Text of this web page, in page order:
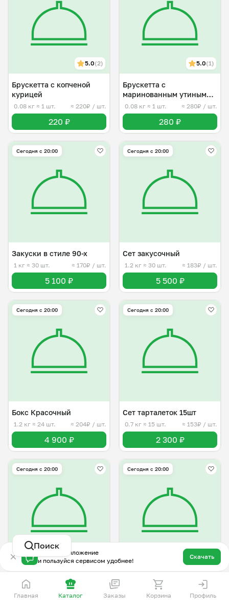
Поиск
5.0(2)
Брускетта с копченой
курицей
0.08 кг ≈ 1 шт. ≈ 220₽ / шт.
220 ₽
5.0(1)
Брускетта с
маринованным утиным
ростбифом
0.08 кг ≈ 1 шт. ≈ 280₽ / шт.
280 ₽
Сегодня с 20:00
Закуски в стиле 90-х
1 кг ≈ 30 шт. ≈ 170₽ / шт.
5 100 ₽
Сегодня с 20:00
Сет закусочный
1.2 кг ≈ 30 шт. ≈ 183₽ / шт.
5 500 ₽
Сегодня с 20:00
Бокс Красочный
1.2 кг ≈ 24 шт. ≈ 204₽ / шт.
4 900 ₽
Сегодня с 20:00
Сет тарталеток 15шт
0.7 кг ≈ 15 шт. ≈ 153₽ / шт.
2 300 ₽
Сегодня с 20:00
Бокс разнообразие 28шт
1.3 кг ≈ 207₽ / шт.
5 800 ₽
Сегодня с 20:00
Гриль бокс на компанию
≈ 10 порц. ≈ 880₽ / порц.
8 800 ₽
Скачай приложение
и пользуйся сервисом удобнее!
Скачать
Главная Каталог Заказы Корзина Профиль